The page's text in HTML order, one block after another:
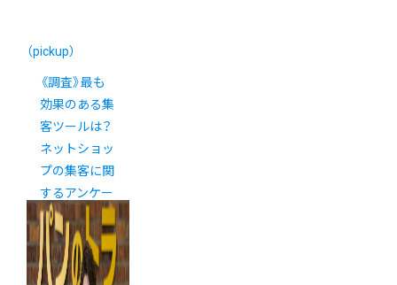
（pickup）
《調査》最も
効果のある集
客ツールは？
ネットショッ
プの集客に関
するアンケー
ト